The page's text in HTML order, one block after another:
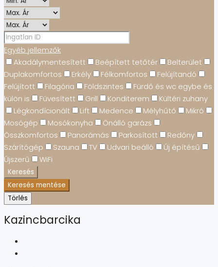
Egyéb jellemzők
Akadálymentesített
Beépített tetőtér
Belterület
Duplakomfortos
Erkély Félkomfortos
Felújítandó
Felújított
Filagória Földszintes
Fürdő és wc egybe és
külön is
Füvesített Grill Konditerem
Kültéri zuhany
Légkondícionált
Lift Medence Mélyhűtő
Mikró
Mosógép
Mosókonyha
Önálló garázs
Összkomfortos
Panorámás Parkosított
Redőny
Szárítógép
Szauna TV Udvari beálló
Új építésű
Újszerű
WiFi
Keresés
Keresés mentése
Törlés
Kazincbarcika